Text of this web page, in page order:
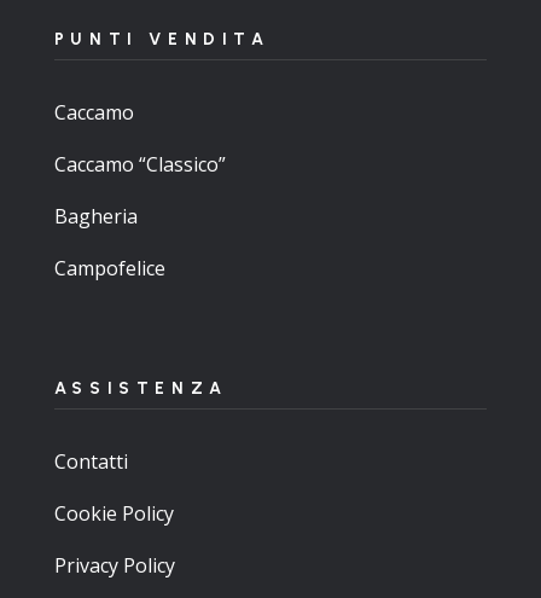
PUNTI VENDITA
Caccamo
Caccamo “Classico”
Bagheria
Campofelice
ASSISTENZA
Contatti
Cookie Policy
Privacy Policy